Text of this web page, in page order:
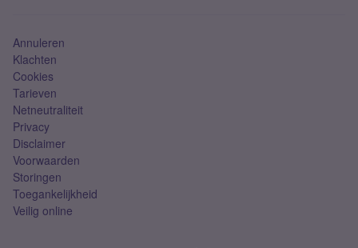
Annuleren
Klachten
Cookies
Tarieven
Netneutraliteit
Privacy
Disclaimer
Voorwaarden
Storingen
Toegankelijkheid
Veilig online